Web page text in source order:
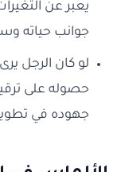
يعبر عن
جوانب حياته
لو كان الرجل
حصوله على
جهوده في